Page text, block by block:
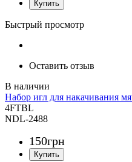
Быстрый просмотр
Оставить отзыв
Набор игл для накачивания
4FTBL
NDL-2488
150грн